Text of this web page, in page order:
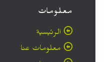
معلومات
الرئيسية
معلومات عنا